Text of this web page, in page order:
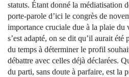
statuts. Étant donné la médiatisation
porte-parole d’ici le congrès de
importance cruciale due à la plaie du
s’est adapté, on se dit qu’il aurait
du temps à déterminer le profil
débattre avec celles déjà déclarées.
du parti, sans doute à parfaire, est la